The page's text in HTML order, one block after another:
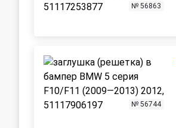
№ 56863
№ 56744